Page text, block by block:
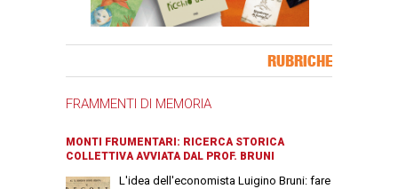
RUBRICHE
FRAMMENTI DI MEMORIA
MONTI FRUMENTARI: RICERCA STORICA
COLLETTIVA AVVIATA DAL PROF. BRUNI
L'idea dell'economista Luigino Bruni: fare